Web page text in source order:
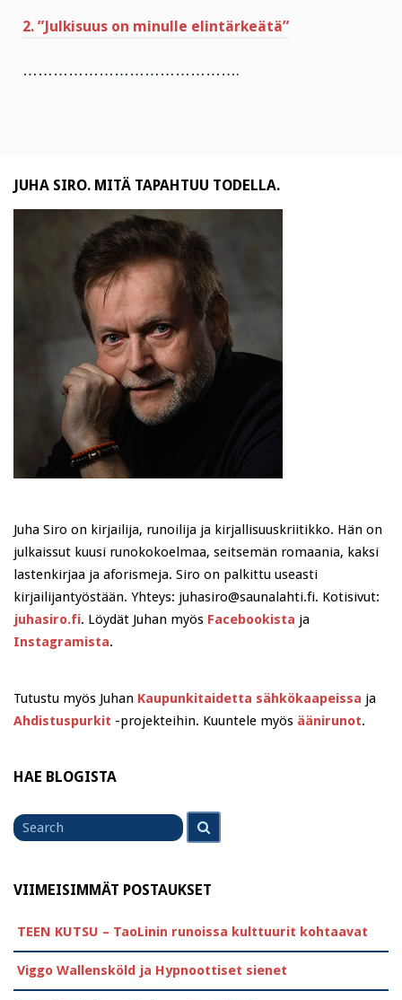
2. ”Julkisuus on minulle elintärkeätä”
…………………………………….
JUHA SIRO. MITÄ TAPAHTUU TODELLA.
Juha Siro on kirjailija, runoilija ja kirjallisuuskriitikko. Hän on
julkaissut kuusi runokokoelmaa, seitsemän romaania, kaksi
lastenkirjaa ja aforismeja. Siro on palkittu useasti
kirjailijantyöstään. Yhteys: juhasiro@saunalahti.fi. Kotisivut:
juhasiro.fi. Löydät Juhan myös Facebookista ja
Instagramista.
Tutustu myös Juhan Kaupunkitaidetta sähkökaapeissa ja
Ahdistuspurkit -projekteihin. Kuuntele myös äänirunot.
HAE BLOGISTA
Search
for
VIIMEISIMMÄT POSTAUKSET
TEEN KUTSU – TaoLinin runoissa kulttuurit kohtaavat
Viggo Wallensköld ja Hypnoottiset sienet